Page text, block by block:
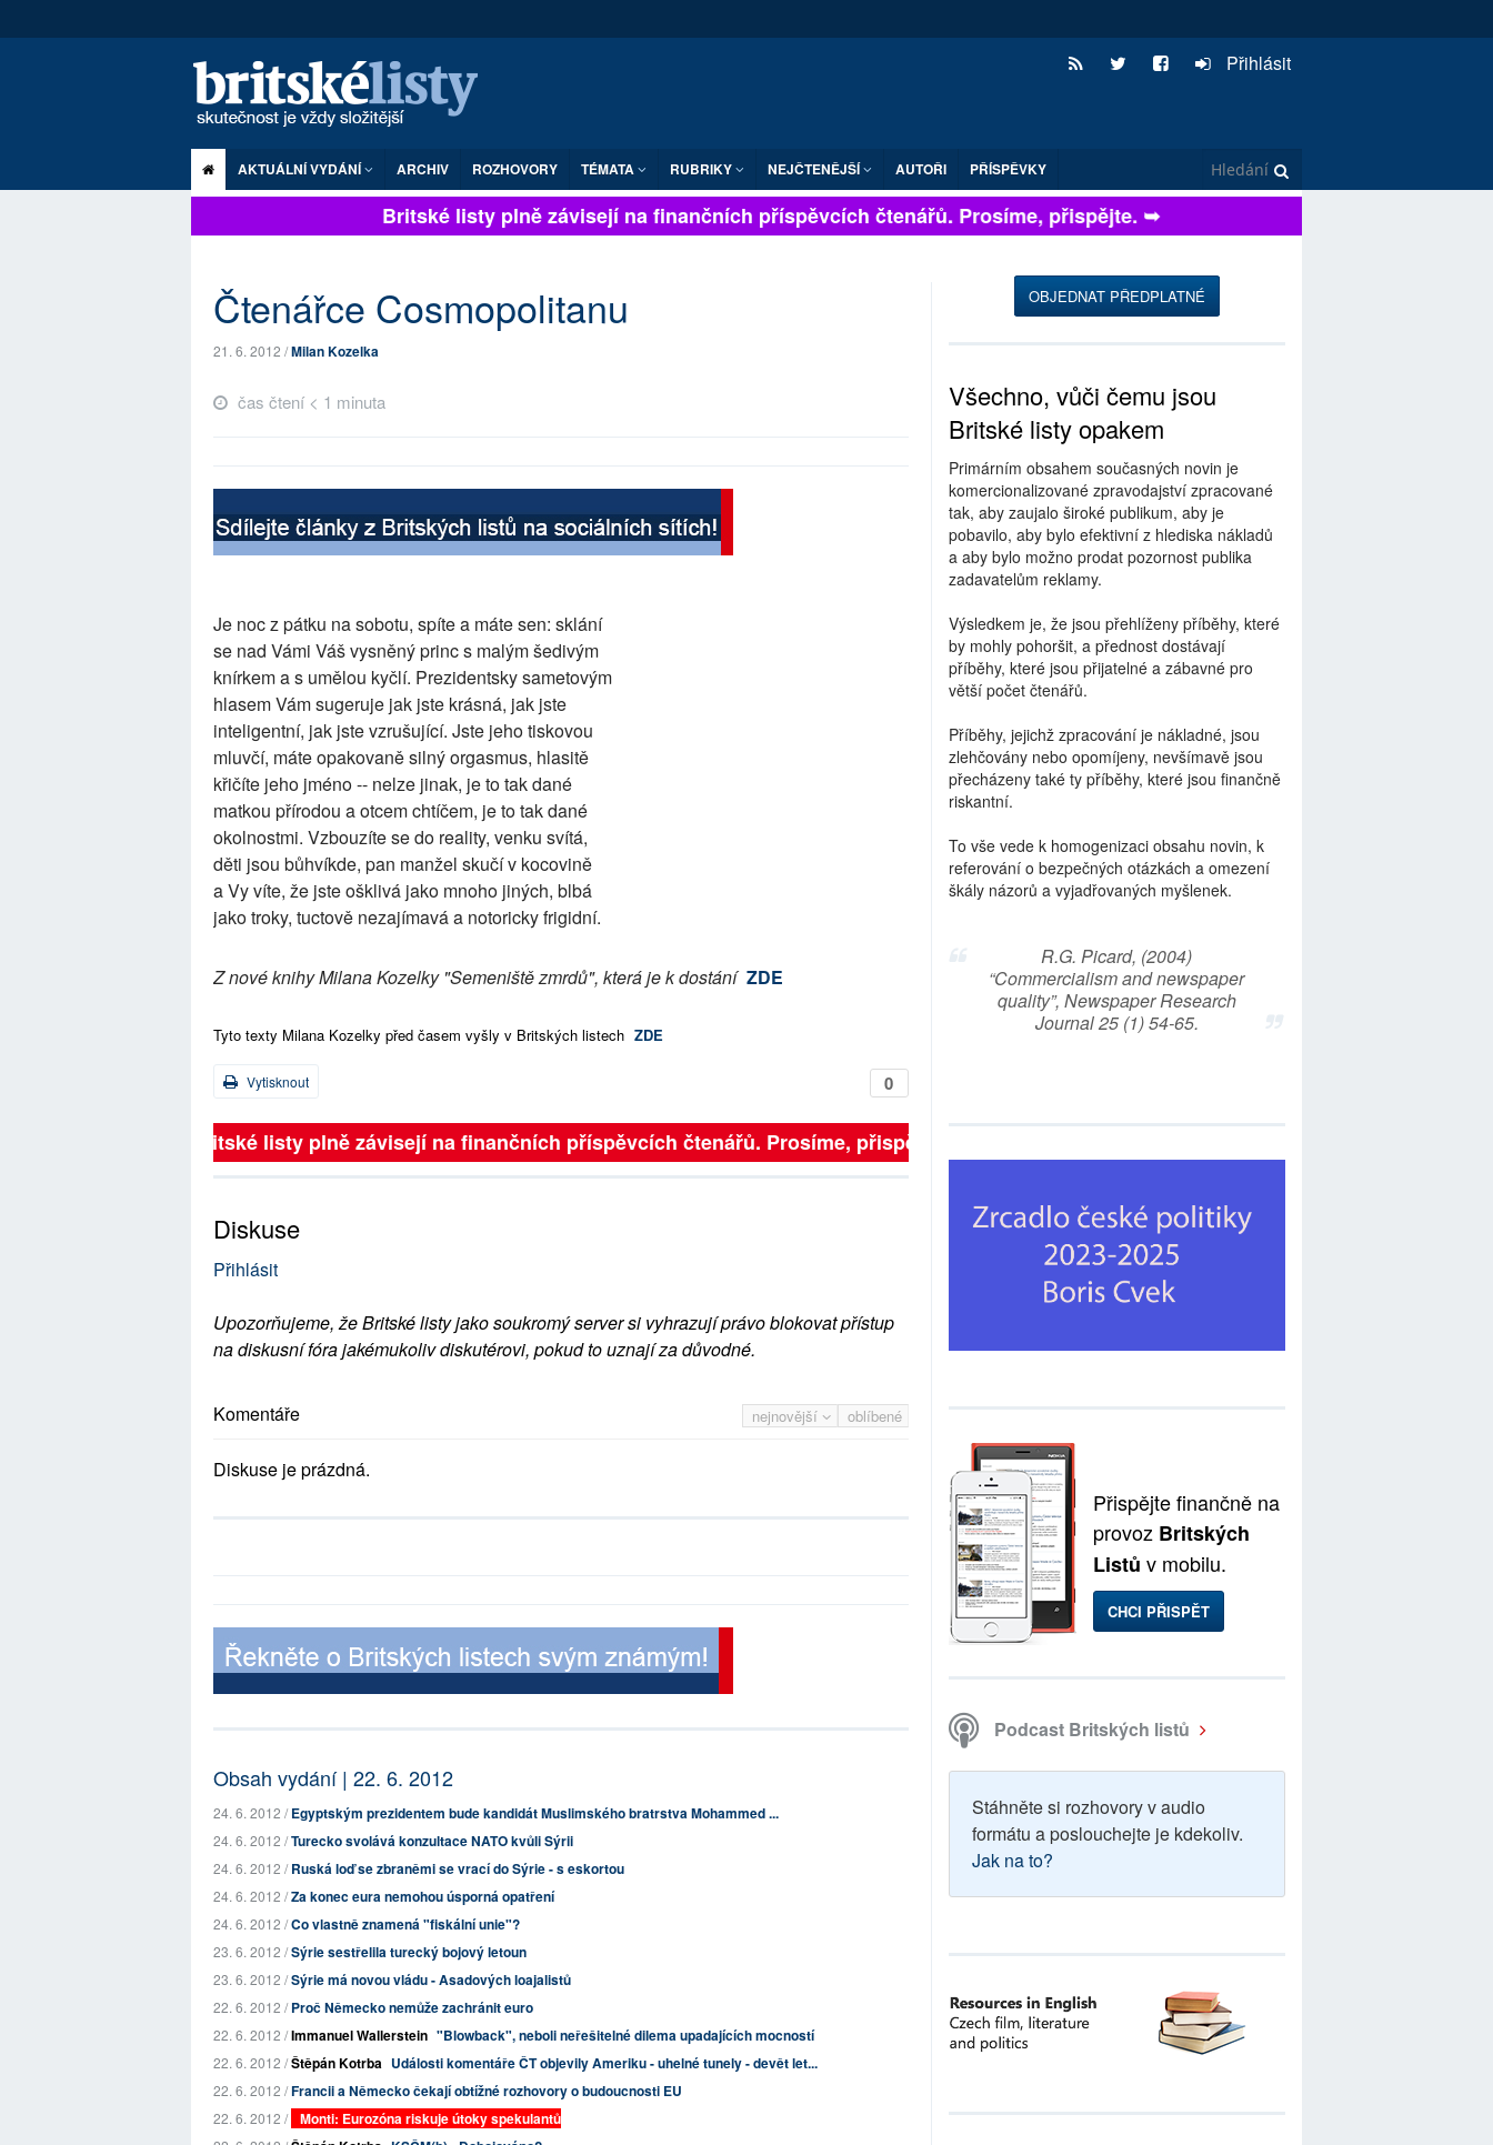
Přihlásit
AKTUÁLNÍ VYDÁNÍ ARCHIV ROZHOVORY TÉMATA RUBRIKY NEJČTENĚJŠÍ AUTOŘI PŘÍSPĚVKY
Britské listy plně závisejí na finančních příspěvcích čtenářů. Prosíme, přispějte. ➥
Čtenářce Cosmopolitanu
21. 6. 2012 /Milan Kozelka
čas čtení < 1 minuta
Je noc z pátku na sobotu, spíte a máte sen: sklání
se nad Vámi Váš vysněný princ s malým šedivým
knírkem a s umělou kyčlí. Prezidentsky sametovým
hlasem Vám sugeruje jak jste krásná, jak jste
inteligentní, jak jste vzrušující. Jste jeho tiskovou
mluvčí, máte opakovaně silný orgasmus, hlasitě
křičíte jeho jméno -- nelze jinak, je to tak dané
matkou přírodou a otcem chtíčem, je to tak dané
okolnostmi. Vzbouzíte se do reality, venku svítá,
děti jsou bůhvíkde, pan manžel skučí v kocovině
a Vy víte, že jste ošklivá jako mnoho jiných, blbá
jako troky, tuctově nezajímavá a notoricky frigidní.
Z nové knihy Milana Kozelky "Semeniště zmrdů", která je k dostání ZDE
Tyto texty Milana Kozelky před časem vyšly v Britských listech ZDE
0
Vytisknout
Britské listy plně závisejí na finančních příspěvcích čtenářů. Prosíme, přispějte. ➥
Diskuse
Přihlásit
Upozorňujeme, že Britské listy jako soukromý server si vyhrazují právo blokovat přístup
na diskusní fóra jakémukoliv diskutérovi, pokud to uznají za důvodné.
nejnovější oblíbené
Komentáře
Diskuse je prázdná.
Obsah vydání | 22. 6. 2012
24. 6. 2012 /Egyptským prezidentem bude kandidát Muslimského bratrstva Mohammed ...
24. 6. 2012 /Turecko svolává konzultace NATO kvůli Sýrii
24. 6. 2012 /Ruská loď se zbraněmi se vrací do Sýrie - s eskortou
24. 6. 2012 /Za konec eura nemohou úsporná opatření
24. 6. 2012 /Co vlastně znamená "fiskální unie"?
23. 6. 2012 /Sýrie sestřelila turecký bojový letoun
23. 6. 2012 /Sýrie má novou vládu - Asadových loajalistů
22. 6. 2012 /Proč Německo nemůže zachránit euro
22. 6. 2012 /Immanuel Wallerstein "Blowback", neboli neřešitelné dilema upadajících mocností
22. 6. 2012 /Štěpán Kotrba Události komentáře ČT objevily Ameriku - uhelné tunely - devět let...
22. 6. 2012 /Francii a Německo čekají obtížné rozhovory o budoucnosti EU
22. 6. 2012 / Monti: Eurozóna riskuje útoky spekulantů
OBJEDNAT PŘEDPLATNÉ
Všechno, vůči čemu jsou
Britské listy opakem
Primárním obsahem současných novin je
komercionalizované zpravodajství zpracované
tak, aby zaujalo široké publikum, aby je
pobavilo, aby bylo efektivní z hlediska nákladů
a aby bylo možno prodat pozornost publika
zadavatelům reklamy.
Výsledkem je, že jsou přehlíženy příběhy, které
by mohly pohoršit, a přednost dostávají
příběhy, které jsou přijatelné a zábavné pro
větší počet čtenářů.
Příběhy, jejichž zpracování je nákladné, jsou
zlehčovány nebo opomíjeny, nevšímavě jsou
přecházeny také ty příběhy, které jsou finančně
riskantní.
To vše vede k homogenizaci obsahu novin, k
referování o bezpečných otázkách a omezení
škály názorů a vyjadřovaných myšlenek.
R.G. Picard, (2004)
“Commercialism and newspaper
quality”, Newspaper Research
Journal 25 (1) 54-65.
Přispějte finančně na
provoz Britských
Listů v mobilu.
CHCI PŘISPĚT
Podcast Britských listů
Stáhněte si rozhovory v audio
formátu a poslouchejte je kdekoliv.
Jak na to?